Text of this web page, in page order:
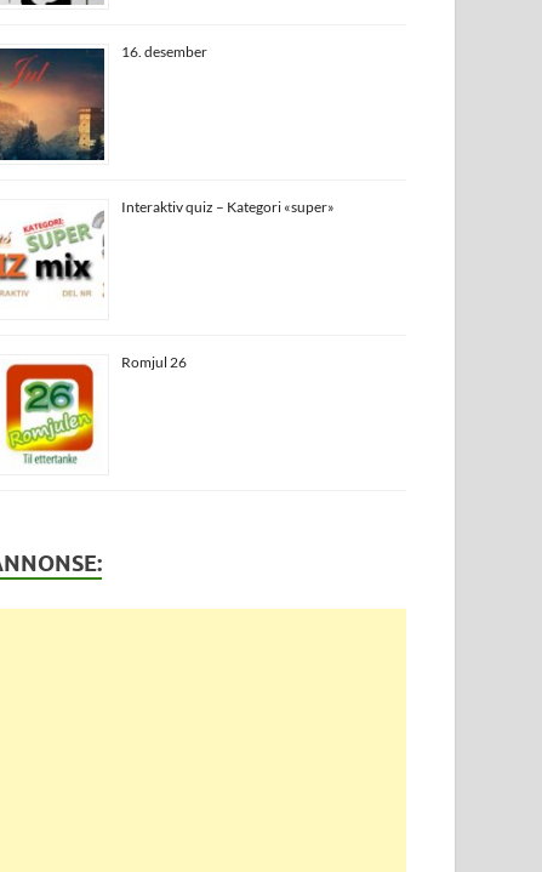
16. desember
Interaktiv quiz – Kategori «super»
Romjul 26